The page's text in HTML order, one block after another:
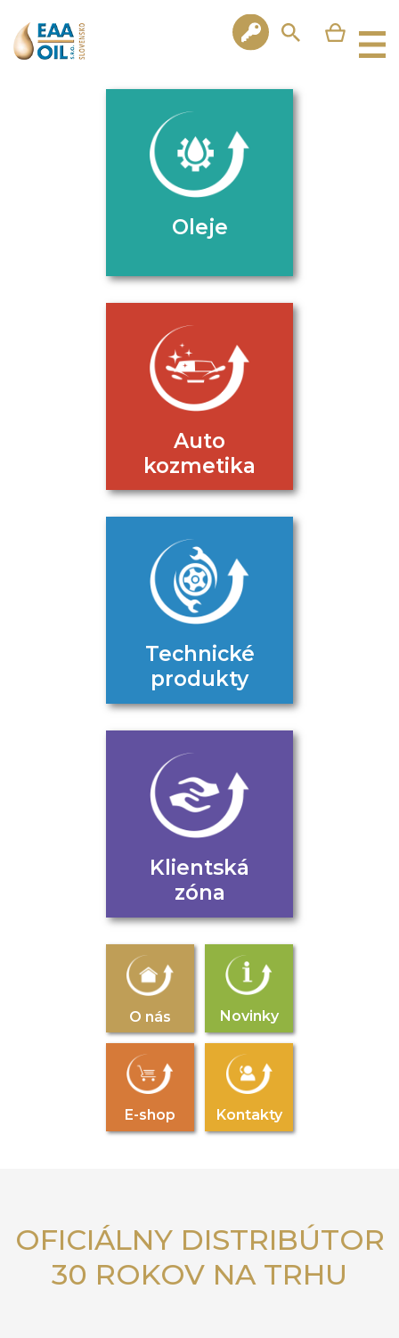
Oleje
Auto
kozmetika
Technické
produkty
Klientská
zóna
O nás Novinky
E-shop Kontakty
OFICIÁLNY DISTRIBÚTOR
30 ROKOV NA TRHU